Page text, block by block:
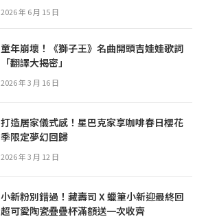
2026 年 6 月 15 日
童年崩壞！《獅子王》名曲開頭吉娃娃歌詞
「翻譯大揭密」
2026 年 3 月 16 日
打造居家儀式感！星巴克家享咖啡春日櫻花
季限定夢幻回歸
2026 年 3 月 12 日
小新粉別錯過！藏壽司 X 蠟筆小新迎最終回
超可愛陶瓷疊疊杯滿額送一次收齊